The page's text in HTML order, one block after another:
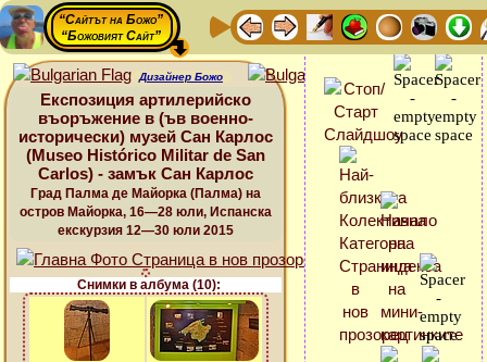
“Сайтът на Божо”
“Божовият Сайт”
Дизайнер Божо
Експозиция артилерийско
въоръжение в (ъв военно-
исторически) музей Сан Карлос
(Museo Histórico Militar de San
Carlos) - замък Сан Карлос
Град Палма де Майорка (Палма) на
остров Майорка, 16—28 юли, Испанска
екскурзия 12—30 юли 2015
Снимки в албума (10):